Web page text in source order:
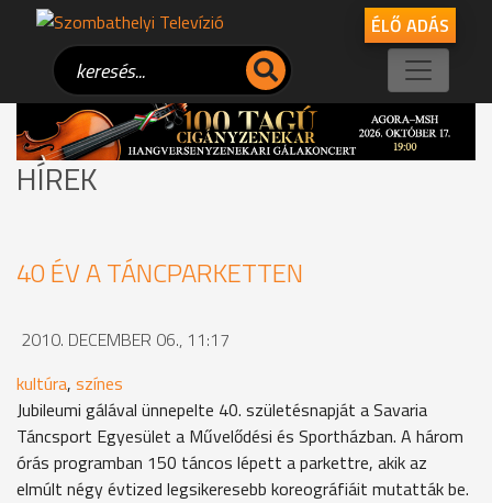
ÉLŐ ADÁS
HÍREK
40 ÉV A TÁNCPARKETTEN
2010. DECEMBER 06., 11:17
kultúra, színes
Jubileumi gálával ünnepelte 40. születésnapját a Savaria
Táncsport Egyesület a Művelődési és Sportházban. A három
órás programban 150 táncos lépett a parkettre, akik az
elmúlt négy évtized legsikeresebb koreográfiáit mutatták be.